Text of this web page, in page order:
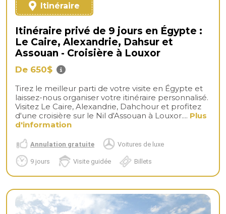
Itinéraire
Itinéraire privé de 9 jours en Égypte :
Le Caire, Alexandrie, Dahsur et
Assouan - Croisière à Louxor
De 650$
Tirez le meilleur parti de votre visite en Égypte et
laissez-nous organiser votre itinéraire personnalisé.
Visitez Le Caire, Alexandrie, Dahchour et profitez
d'une croisière sur le Nil d'Assouan à Louxor.... Plus
d'information
Annulation gratuite Voitures de luxe
9 jours Visite guidée Billets